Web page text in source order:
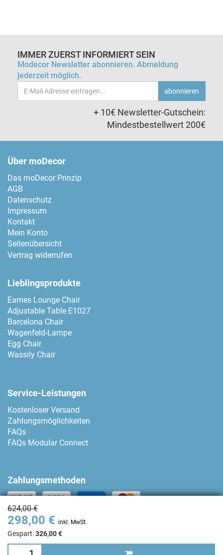
624,00 €
298,00 € inkl. MwSt.
Gespart:326,00 €
IMMER ZUERST INFORMIERT SEIN
Modecor Newsletter abonnieren. Abmeldung
jederzeit möglich.
Email-
Adresse
abonnieren
+ 10€ Newsletter-Gutschein:
Mindestbestellwert 200€
Über moDecor
Das moDecor Prinzip
AGB
Datenschutz
Impressum
Kontakt
Mein Konto
Seitenübersicht
Vertrag widerrufen
Lieblingsprodukte
Eames Lounge Chair
Adjustable Table E1027
Barcelona Chair
Wagenfeld-Lampe
Egg Chair
Wassily Chair
Service-Leistungen
Kostenloser Versand
Zahlungsmöglichkeiten
FAQs
FAQs Modular Connect
Zahlungsmethoden
Kontakt
+34 93 80 04 874